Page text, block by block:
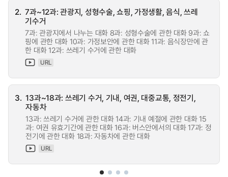
2. 7과~12과: 관광지, 성형수술, 쇼핑, 가정생활, 음식, 쓰레
기수거
7과: 관광지에서 나누는 대화 8과: 성형수술에 관한 대화 9과: 쇼
핑에 관한 대화 10과: 가정보안에 관한 대화 11과: 음식장만에 관
한 대화 12과: 쓰레기 수거에 관한 대화
URL
3. 13과~18과: 쓰레기 수거, 기내, 여권, 대중교통, 정전기,
자동차
13과: 쓰레기 수거에 관한 대화 14과: 기내 예절에 관한 대화 15
과: 여권 유효기간에 관한 대화 16과: 버스안에서의 대화 17과: 정
전기에 관한 대화 18과: 자동차에 관한 대화
URL